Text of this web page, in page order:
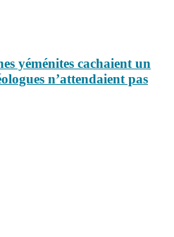
yéménites cachaient un
n’attendaient pas